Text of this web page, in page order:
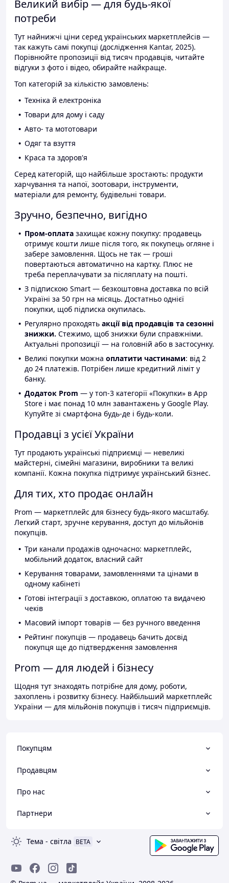
Великий вибір — для будь-якої
потреби
Тут найнижчі ціни серед українських маркетплейсів —
так кажуть самі покупці (дослідження Kantar, 2025).
Порівнюйте пропозиції від тисяч продавців, читайте
відгуки з фото і відео, обирайте найкраще.
Топ категорій за кількістю замовлень:
Техніка й електроніка
Товари для дому і саду
Авто- та мототовари
Одяг та взуття
Краса та здоров'я
Серед категорій, що найбільше зростають: продукти
харчування та напої, зоотовари, інструменти,
матеріали для ремонту, будівельні товари.
Зручно, безпечно, вигідно
Пром-оплата захищає кожну покупку: продавець
отримує кошти лише після того, як покупець огляне і
забере замовлення. Щось не так — гроші
повертаються автоматично на картку. Плюс не
треба переплачувати за післяплату на пошті.
З підпискою Smart — безкоштовна доставка по всій
Україні за 50 грн на місяць. Достатньо однієї
покупки, щоб підписка окупилась.
Регулярно проходять акції від продавців та сезонні
знижки. Стежимо, щоб знижки були справжніми.
Актуальні пропозиції — на головній або в застосунку.
Великі покупки можна оплатити частинами: від 2
до 24 платежів. Потрібен лише кредитний ліміт у
банку.
Додаток Prom — у топ-3 категорії «Покупки» в App
Store і має понад 10 млн завантажень у Google Play.
Купуйте зі смартфона будь-де і будь-коли.
Продавці з усієї України
Тут продають українські підприємці — невеликі
майстерні, сімейні магазини, виробники та великі
компанії. Кожна покупка підтримує український бізнес.
Для тих, хто продає онлайн
Prom — маркетплейс для бізнесу будь-якого масштабу.
Легкий старт, зручне керування, доступ до мільйонів
покупців.
Три канали продажів одночасно: маркетплейс,
мобільний додаток, власний сайт
Керування товарами, замовленнями та цінами в
одному кабінеті
Готові інтеграції з доставкою, оплатою та видачею
чеків
Масовий імпорт товарів — без ручного введення
Рейтинг покупців — продавець бачить досвід
покупця ще до підтвердження замовлення
Prom — для людей і бізнесу
Щодня тут знаходять потрібне для дому, роботи,
захоплень і розвитку бізнесу. Найбільший маркетплейс
України — для мільйонів покупців і тисяч підприємців.
Покупцям
Продавцям
Про нас
Партнери
Тема - світла BETA